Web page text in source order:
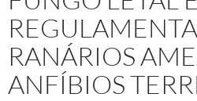
RANÁRIOS
ANFÍBIOS